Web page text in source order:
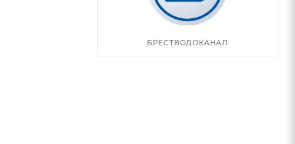
БРЕСТВОДОКАНАЛ